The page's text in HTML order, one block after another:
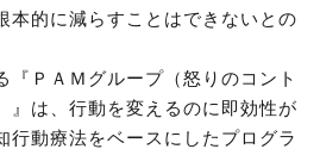
本的に減らすことはできないとの
『ＰＡＭグループ（怒りのコント
』は、行動を変えるのに即効性が
行動療法をベースにしたプログラ